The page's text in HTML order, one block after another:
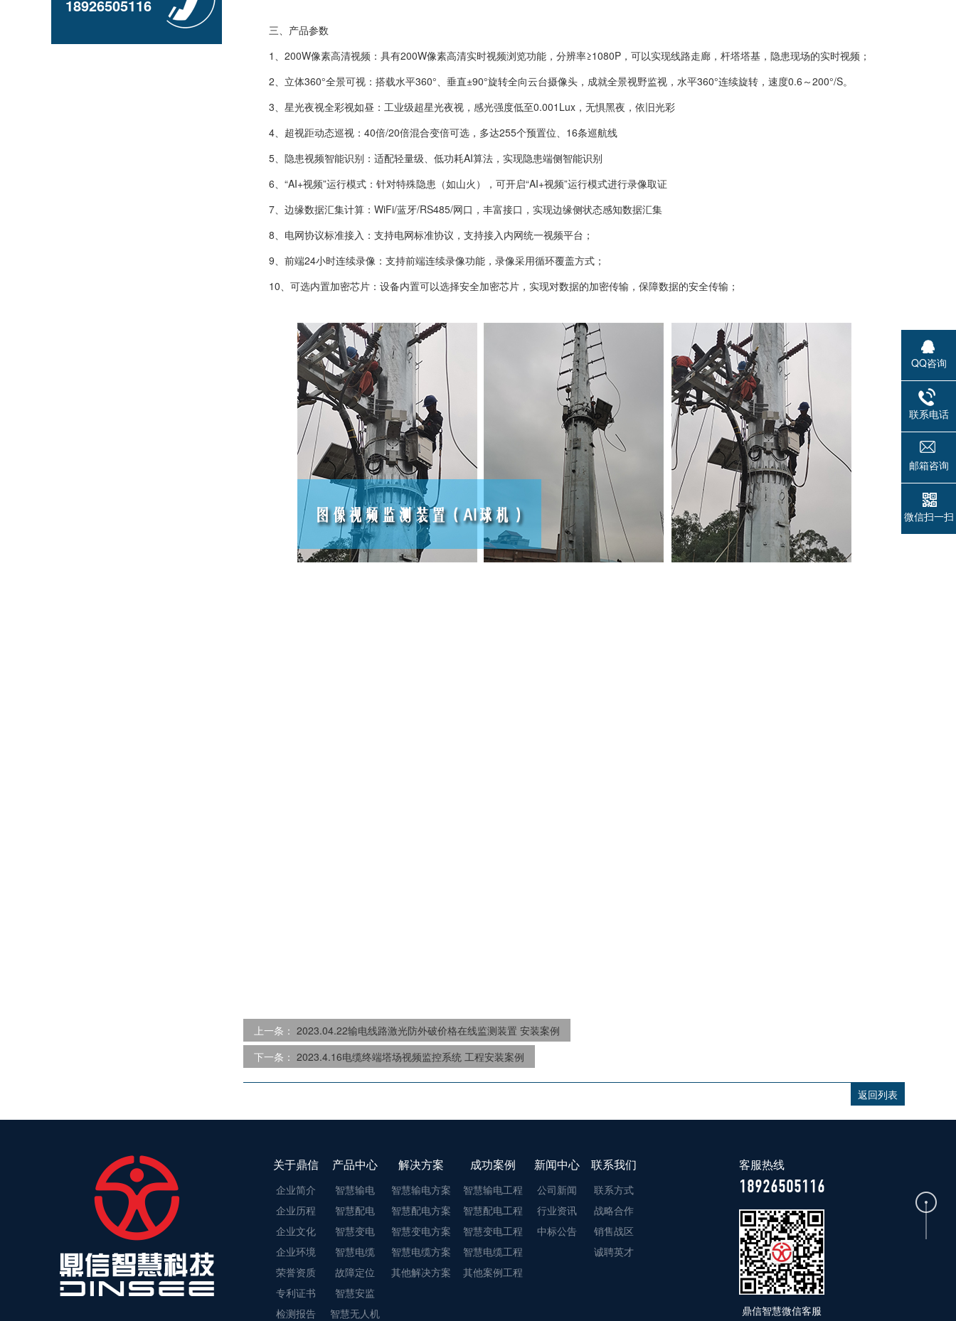
18926505116
三、产品参数
1、200W像素高清视频：具有200W像素高清实时视频浏览功能，分辨率≥1080P，可以实现线路走廊，杆塔塔基，隐患现场的实时视频；
2、立体360°全景可视：搭载水平360°、垂直±90°旋转全向云台摄像头，成就全景视野监视，水平360°连续旋转，速度0.6～200°/S。
3、星光夜视全彩视如昼：工业级超星光夜视，感光强度低至0.001Lux，无惧黑夜，依旧光彩
4、超视距动态巡视：40倍/20倍混合变倍可选，多达255个预置位、16条巡航线
5、隐患视频智能识别：适配轻量级、低功耗AI算法，实现隐患端侧智能识别
6、“AI+视频”运行模式：针对特殊隐患（如山火），可开启“AI+视频”运行模式进行录像取证
7、边缘数据汇集计算：WiFi/蓝牙/RS485/网口，丰富接口，实现边缘侧状态感知数据汇集
8、电网协议标准接入：支持电网标准协议，支持接入内网统一视频平台；
9、前端24小时连续录像：支持前端连续录像功能，录像采用循环覆盖方式；
10、可选内置加密芯片：设备内置可以选择安全加密芯片，实现对数据的加密传输，保障数据的安全传输；
上一条： 2023.04.22输电线路激光防外破价格在线监测装置 安装案例
下一条： 2023.4.16电缆终端塔场视频监控系统 工程安装案例
返回列表
关于鼎信
企业简介
企业历程
企业文化
企业环境
荣誉资质
专利证书
检测报告
产品中心
智慧输电
智慧配电
智慧变电
智慧电缆
故障定位
智慧安监
智慧无人机
解决方案
智慧输电方案
智慧配电方案
智慧变电方案
智慧电缆方案
其他解决方案
成功案例
智慧输电工程
智慧配电工程
智慧变电工程
智慧电缆工程
其他案例工程
新闻中心
公司新闻
行业资讯
中标公告
联系我们
联系方式
战略合作
销售战区
诚聘英才
客服热线
18926505116
鼎信智慧微信客服
QQ咨询
联系电话
邮箱咨询
微信扫一扫